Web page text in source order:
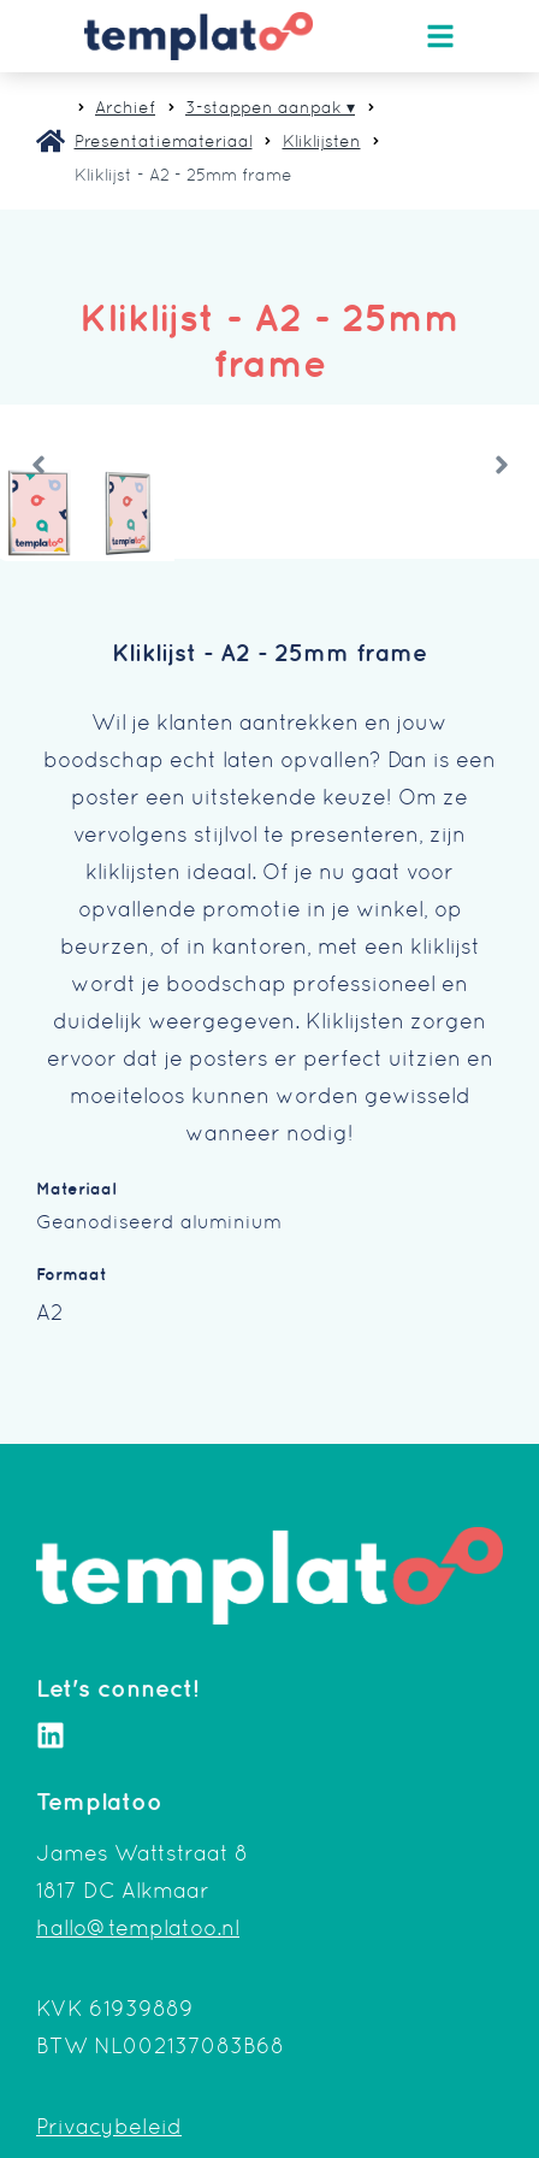
Archief
3-stappen aanpak ▾
Presentatiemateriaal
Kliklijsten
Kliklijst - A2 - 25mm frame
Kliklijst - A2 - 25mm
frame
Kliklijst - A2 - 25mm frame
Wil je klanten aantrekken en jouw
boodschap echt laten opvallen? Dan is een
poster een uitstekende keuze! Om ze
vervolgens stijlvol te presenteren, zijn
kliklijsten ideaal. Of je nu gaat voor
opvallende promotie in je winkel, op
beurzen, of in kantoren, met een kliklijst
wordt je boodschap professioneel en
duidelijk weergegeven. Kliklijsten zorgen
ervoor dat je posters er perfect uitzien en
moeiteloos kunnen worden gewisseld
wanneer nodig!
Materiaal
Geanodiseerd aluminium
Formaat
A2
Let's connect!
Templatoo
James Wattstraat 8
1817 DC Alkmaar
hallo@templatoo.nl
KVK 61939889
BTW NL002137083B68
Privacybeleid